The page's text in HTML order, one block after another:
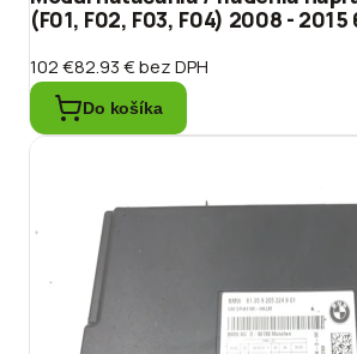
(F01, F02, F03, F04) 2008 - 2015
102 €82.93 €bez DPH
Do košíka